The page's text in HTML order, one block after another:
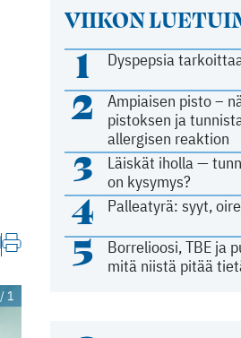
VIIKON
1 Dyspepsia
2
Ampiaisen pisto –
pistoksen ja
allergisen reaktion
3
Läiskät iholla —
on kysymys?
4 Palleatyrä: syyt,
5
Borrelioosi, TBE ja
mitä niistä pitää
1